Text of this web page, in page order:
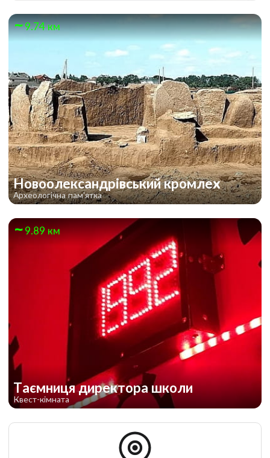
9.74 км
Новоолександрівський кромлех
Археологічна пам'ятка
9.89 км
Таємниця директора школи
Квест-кімната